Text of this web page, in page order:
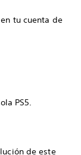
tu cuenta de
PS5.
de este